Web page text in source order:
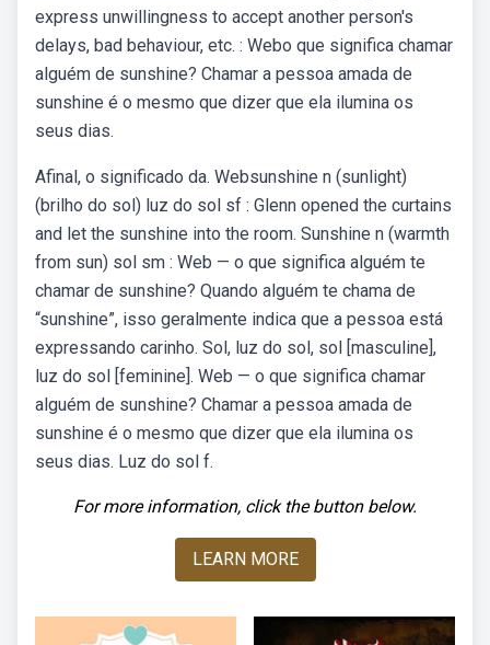
express unwillingness to accept another person's
delays, bad behaviour, etc. : Webo que significa chamar
alguém de sunshine? Chamar a pessoa amada de
sunshine é o mesmo que dizer que ela ilumina os
seus dias.
Afinal, o significado da. Websunshine n (sunlight)
(brilho do sol) luz do sol sf : Glenn opened the curtains
and let the sunshine into the room. Sunshine n (warmth
from sun) sol sm : Web — o que significa alguém te
chamar de sunshine? Quando alguém te chama de
“sunshine”, isso geralmente indica que a pessoa está
expressando carinho. Sol, luz do sol, sol [masculine],
luz do sol [feminine]. Web — o que significa chamar
alguém de sunshine? Chamar a pessoa amada de
sunshine é o mesmo que dizer que ela ilumina os
seus dias. Luz do sol f.
For more information, click the button below.
LEARN MORE